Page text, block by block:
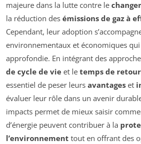
majeure dans la lutte contre le
la réduction des émissions de gaz à
Cependant, leur adoption
environnementaux et économiques
approfondie. En intégrant des
de cycle de vie et le temps de
essentiel de peser leurs avantages et
évaluer leur rôle dans un avenir
impacts permet de mieux saisir
d’énergie peuvent contribuer à la
l’environnement tout en offrant des